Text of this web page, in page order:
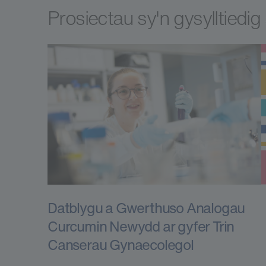
Prosiectau sy'n gysylltiedig
Datblygu a Gwerthuso Analogau
Curcumin Newydd ar gyfer Trin
Canserau Gynaecolegol